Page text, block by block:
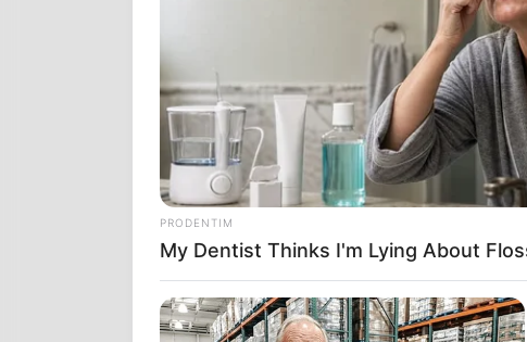
ΣΚΟΤΩΣΕ 2 ΚΑΙ
ΠΕΡΙΟΥΣΙΑΣ,
Ο ΣΤΟΡΜ ΕΙΧΑ
ΣΕ ΟΛΗ ΤΗ ΧΩΡΑ.
ΠΡΟΣΟΧΗ ΑΠΟ
ΠΑΝΔΗΜΙΑ, ΤΙΣ
ΣΙΓΟΥΡΑ
PRODENTIM
My Dentist Thinks I'm Lying About